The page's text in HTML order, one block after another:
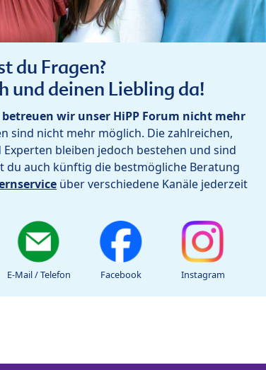
du Fragen?
und deinen Liebling da!
wir unser HiPP Forum nicht mehr
sind nicht mehr möglich. Die zahlreichen,
bleiben jedoch bestehen und sind
auch künftig die bestmögliche Beratung
über verschiedene Kanäle jederzeit
E-Mail / Telefon Facebook Instagram